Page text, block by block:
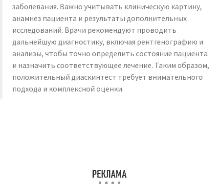
заболевания. Важно учитывать клиническую картину,
анамнез пациента и результаты дополнительных
исследований. Врачи рекомендуют проводить
дальнейшую диагностику, включая рентгенографию и
анализы, чтобы точно определить состояние пациента
и назначить соответствующее лечение. Таким образом,
положительный диаскинтест требует внимательного
подхода и комплексной оценки.